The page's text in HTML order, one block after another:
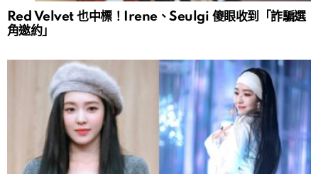
Red Velvet 也中標！Irene、Seulgi 傻眼收到「詐騙選
角邀約」